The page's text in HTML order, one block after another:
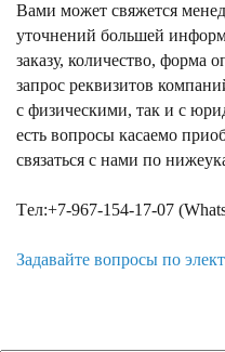
Вами может свяжется
уточнений большей
заказу, количество, форма
запрос реквизитов
с физическими, так и с
есть вопросы касаемо
связаться с нами по
Tел:+7-967-154-17-07
Задавайте вопросы по